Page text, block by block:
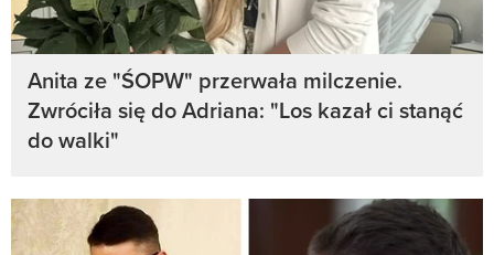
Anita ze "ŚOPW" przerwała milczenie.
Zwróciła się do Adriana: "Los kazał ci stanąć
do walki"